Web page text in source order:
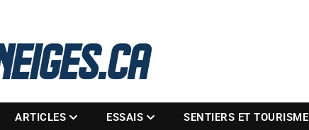
ARTICLES ESSAIS SENTIERS ET TOURISME